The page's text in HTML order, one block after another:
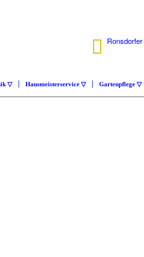
▽ Hausmeisterservice ▽ Gartenpflege ▽